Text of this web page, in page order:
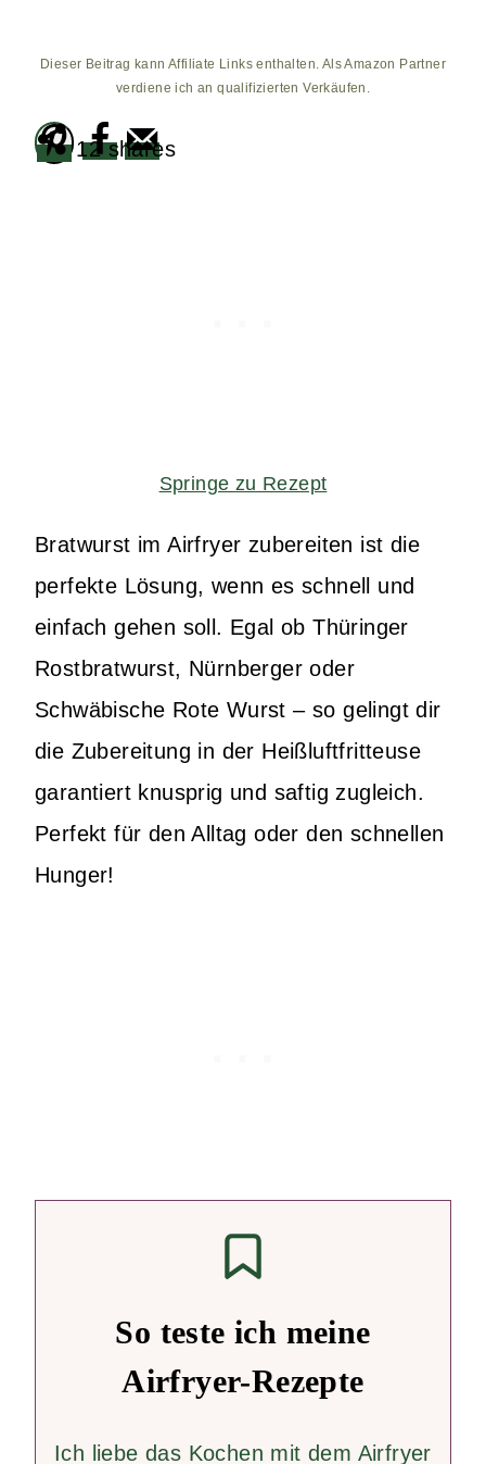
Dieser Beitrag kann Affiliate Links enthalten. Als Amazon Partner
verdiene ich an qualifizierten Verkäufen.
12 shares
Springe zu Rezept
Bratwurst im Airfryer zubereiten ist die
perfekte Lösung, wenn es schnell und
einfach gehen soll. Egal ob Thüringer
Rostbratwurst, Nürnberger oder
Schwäbische Rote Wurst – so gelingt dir
die Zubereitung in der Heißluftfritteuse
garantiert knusprig und saftig zugleich.
Perfekt für den Alltag oder den schnellen
Hunger!
So teste ich meine
Airfryer-Rezepte
Ich liebe das Kochen mit dem Airfryer